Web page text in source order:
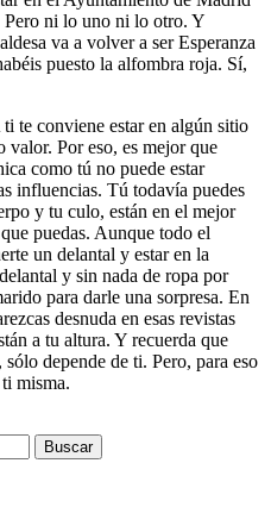
Pero ni lo uno ni lo otro. Y
va a volver a ser Esperanza
puesto la alfombra roja. Sí,
te conviene estar en algún sitio
valor. Por eso, es mejor que
como tú no puede estar
influencias. Tú todavía puedes
y tu culo, están en el mejor
puedas. Aunque todo el
un delantal y estar en la
y sin nada de ropa por
para darle una sorpresa. En
desnuda en esas revistas
a tu altura. Y recuerda que
depende de ti. Pero, para eso
misma.